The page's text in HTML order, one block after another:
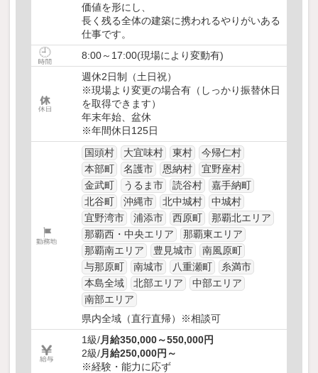
価値を形にし、
長く残る全体の建築に携われるやりがいある
仕事です。
8:00～17:00(現場により変動有)
週休2日制（土日祝）
※現場より変更の場合有（しっかり振替休日
を取得できます）
年末年始、盆休
※年間休日125日
国頭村
大宜味村 東村
今帰仁村
本部町
名護市 恩納村
宜野座村
金武町
うるま市 読谷村
嘉手納町
北谷町
沖縄市 北中城村
中城村
宜野湾市
浦添市 西原町
那覇北エリア
那覇西・中央エリア
那覇東エリア
那覇南エリア
豊見城市
南風原町
与那原町
南城市 八重瀬町
糸満市
本島全域
北部エリア
中部エリア
南部エリア
県内全域（直行直帰）※相談可
1級/月給350,000～550,000円
2級/月給250,000円～
※経験・能力に応ず